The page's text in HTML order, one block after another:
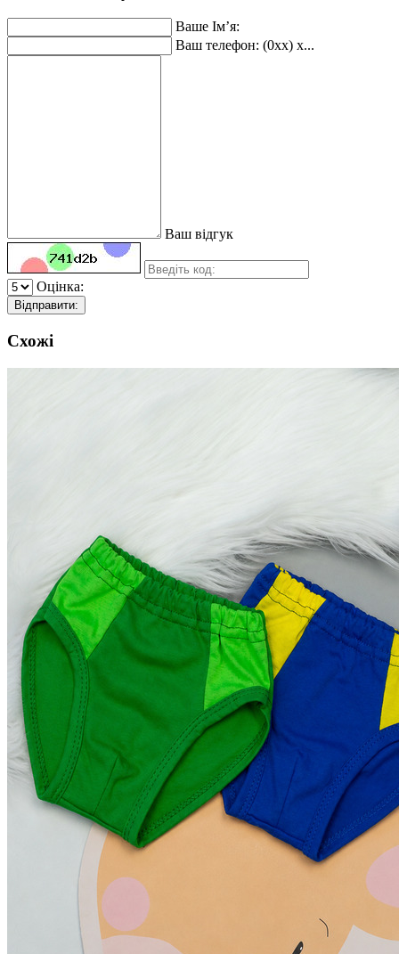
Ваше Ім’я:
Ваш телефон: (0xx) x...
Ваш відгук
Оцінка:
Відправити:
Схожі